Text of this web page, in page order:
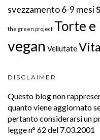
svezzamento 6-9 mesi
the green project Torte e
vegan Vellutate
DISCLAIMER
Questo blog non
quanto viene aggiornato
pertanto considerarsi un
legge n° 62 del 7.03.2001